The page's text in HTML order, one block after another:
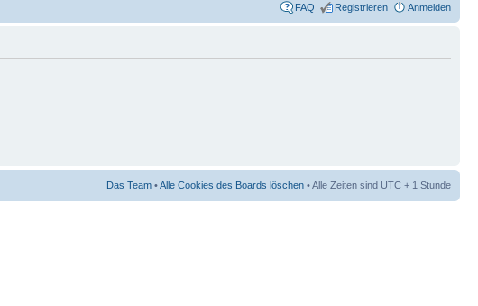
FAQ Registrieren Anmelden
Das Team •Alle Cookies des Boards löschen • Alle Zeiten sind UTC + 1 Stunde